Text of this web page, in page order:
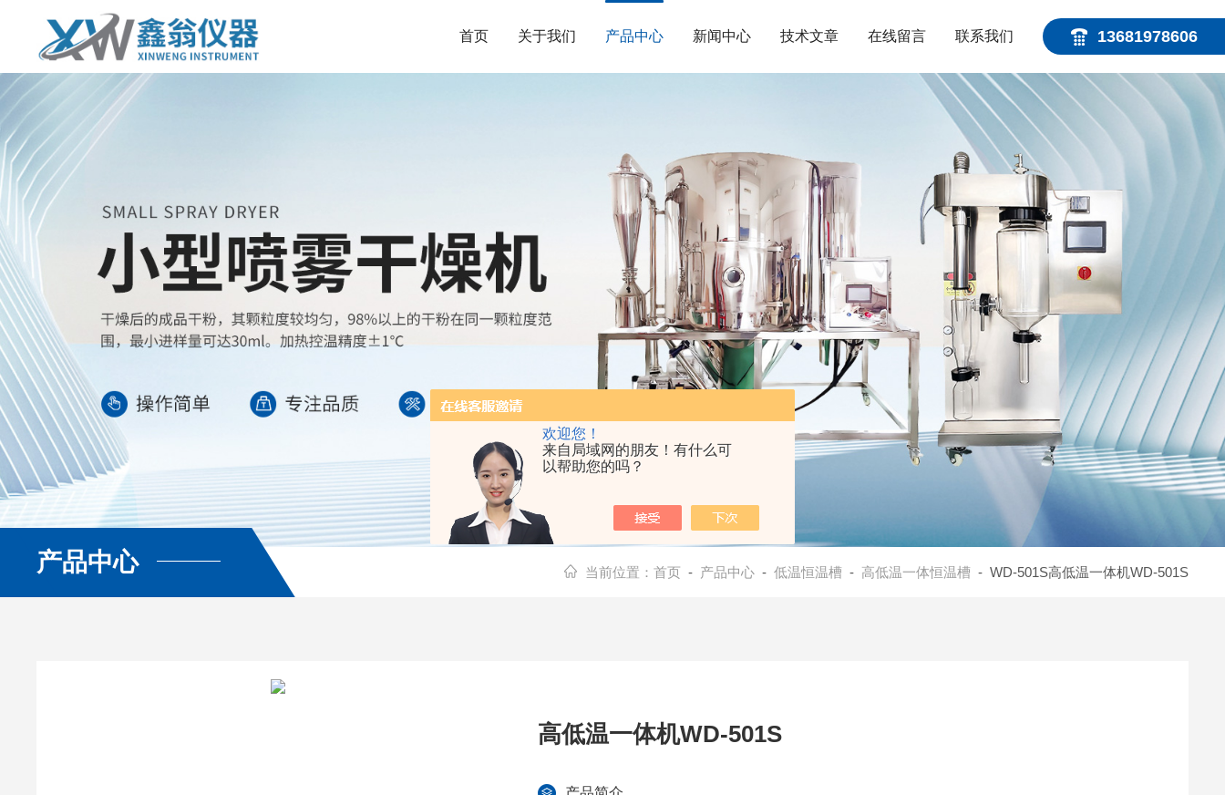
欢迎您！
来自局域网的朋友！有什么可
以帮助您的吗？
13681978606
首页 关于我们 产品中心 新闻中心 技术文章 在线留言 联系我们
查看更多
产品中心 当前位置： 首页 - 产品中心- 低温恒温槽- 高低温一体恒温槽- WD-501S高低温一体机WD-501S
高低温一体机WD-501S